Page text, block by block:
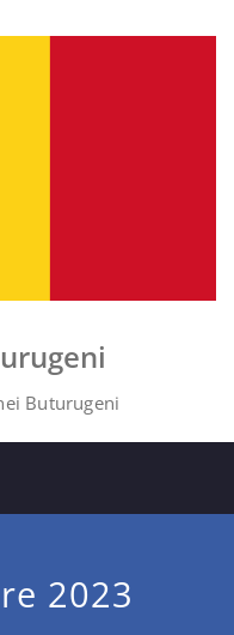
Buturugeni
2023